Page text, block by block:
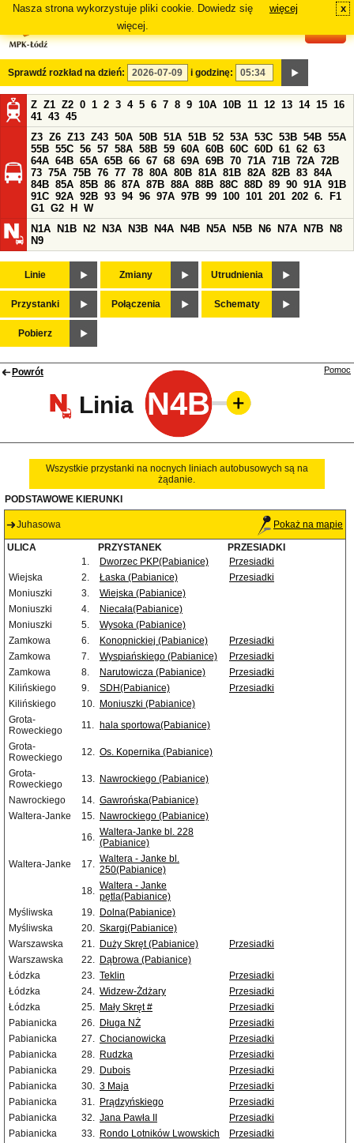
Nasza strona wykorzystuje pliki cookie. Dowiedz się
więcej.
więcej x
Sprawdź rozkład na dzień: i godzinę:
Z Z1 Z2 0 1 2 3 4 5 6 7 8 9 10A 10B 11 12 13 14 15 16
41 43 45
Z3 Z6 Z13 Z43 50A 50B 51A 51B 52 53A 53C 53B 54B 55A
55B 55C 56 57 58A 58B 59 60A 60B 60C 60D 61 62 63
64A 64B 65A 65B 66 67 68 69A 69B 70 71A 71B 72A 72B
73 75A 75B 76 77 78 80A 80B 81A 81B 82A 82B 83 84A
84B 85A 85B 86 87A 87B 88A 88B 88C 88D 89 90 91A 91B
91C 92A 92B 93 94 96 97A 97B 99 100 101 201 202 6.
F1
G1 G2 H
W
N1A
N1B N2 N3A N3B N4A N4B N5A N5B N6 N7A N7B
N8
N9
Linie Zmiany Utrudnienia
Przystanki Połączenia Schematy
Pobierz
Powrót
Linia N4B
Pomoc
Wszystkie przystanki na nocnych liniach autobusowych są na
żądanie.
PODSTAWOWE KIERUNKI
Juhasowa Pokaż na mapie
ULICA PRZYSTANEK
PRZESIADKI
1.
Dworzec PKP(Pabianice)
Przesiadki
Wiejska
2. Łaska (Pabianice)
Przesiadki
Moniuszki
3.
Wiejska (Pabianice)
Moniuszki
4.
Niecała(Pabianice)
Moniuszki
5.
Wysoka (Pabianice)
Zamkowa
6. Konopnickiej (Pabianice)
Przesiadki
Zamkowa
7. Wyspiańskiego (Pabianice)
Przesiadki
Zamkowa
8. Narutowicza (Pabianice)
Przesiadki
Kilińskiego
9. SDH(Pabianice)
Przesiadki
Kilińskiego
10. Moniuszki (Pabianice)
Grota-
Roweckiego
11. hala sportowa(Pabianice)
Grota-
Roweckiego
12. Os. Kopernika (Pabianice)
Grota-
Roweckiego
13. Nawrockiego (Pabianice)
Nawrockiego
14. Gawrońska(Pabianice)
Waltera-Janke
15. Nawrockiego (Pabianice)
16. Waltera-Janke bl. 228
(Pabianice)
Waltera-Janke
17. Waltera - Janke bl.
250(Pabianice)
18. Waltera - Janke
pętla(Pabianice)
Myśliwska
19. Dolna(Pabianice)
Myśliwska
20. Skargi(Pabianice)
Warszawska
21. Duży Skręt (Pabianice)
Przesiadki
Warszawska
22. Dąbrowa (Pabianice)
Łódzka
23. Teklin
Przesiadki
Łódzka
24. Widzew-Żdżary
Przesiadki
Łódzka
25. Mały Skręt #
Przesiadki
Pabianicka
26. Długa NŻ
Przesiadki
Pabianicka
27. Chocianowicka
Przesiadki
Pabianicka
28. Rudzka
Przesiadki
Pabianicka
29. Dubois
Przesiadki
Pabianicka
30. 3 Maja
Przesiadki
Pabianicka
31. Prądzyńskiego
Przesiadki
Pabianicka
32. Jana Pawła II
Przesiadki
Pabianicka
33. Rondo Lotników Lwowskich
Przesiadki